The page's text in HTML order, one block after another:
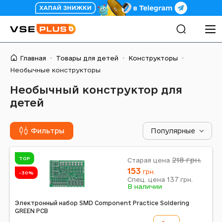
Главная Товары для детей
Конструкторы
Необычные конструкторы
Необычный конструктор для
детей
Фильтры Популярные
TOP
-30%
Электронный набор SMD Component Practice Soldering
GREEN PCB
Старая цена 218грн.
153 грн.
Спец. цена 137 грн.
В наличии